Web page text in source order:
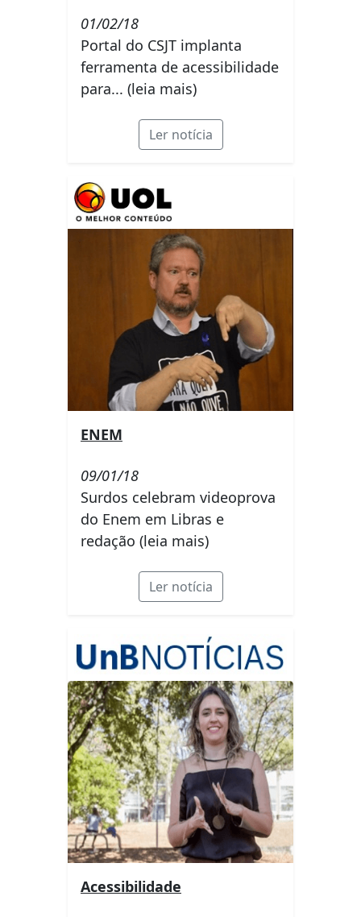
01/02/18
Portal do CSJT implanta
ferramenta de acessibilidade
para... (leia mais)
Ler notícia
ENEM
09/01/18
Surdos celebram videoprova
do Enem em Libras e
redação (leia mais)
Ler notícia
Acessibilidade